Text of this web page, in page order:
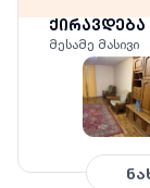
ქირავდება
მესამე მასივი